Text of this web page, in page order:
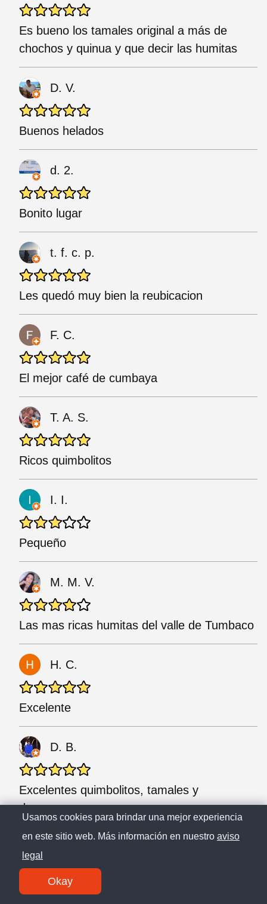
Es bueno los tamales original a más de
chochos y quinua y que decir las humitas
D. V.
Buenos helados
d. 2.
Bonito lugar
t. f. c. p.
Les quedó muy bien la reubicacion
F. C.
El mejor café de cumbaya
T. A. S.
Ricos quimbolitos
I. I.
Pequeño
M. M. V.
Las mas ricas humitas del valle de Tumbaco
H. C.
Excelente
D. B.
Excelentes quimbolitos, tamales y
desayunos.
Maravilloso
Usamos cookies para brindar una mejor experiencia
en este sitio web. Más información en nuestro aviso
legal
Okay